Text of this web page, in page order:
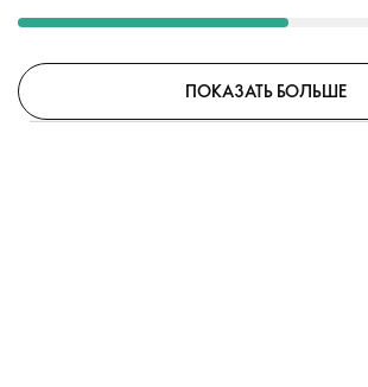
ПОКАЗАТЬ БОЛЬШЕ